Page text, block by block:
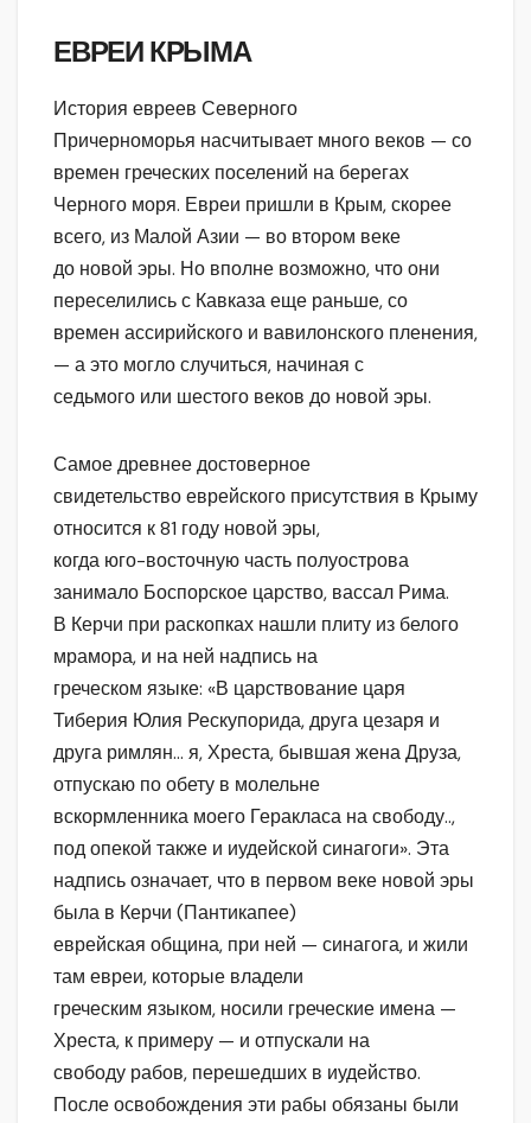
ЕВРЕИ КРЫМА
История евреев Северного
Причерноморья насчитывает много веков — со
времен греческих поселений на берегах
Черного моря. Евреи пришли в Крым, скорее
всего, из Малой Азии — во втором веке
до новой эры. Но вполне возможно, что они
переселились с Кавказа еще раньше, со
времен ассирийского и вавилонского пленения,
— а это могло случиться, начиная с
седьмого или шестого веков до новой эры.
Самое древнее достоверное
свидетельство еврейского присутствия в Крыму
относится к 81 году новой эры,
когда юго-восточную часть полуострова
занимало Боспорское царство, вассал Рима.
В Керчи при раскопках нашли плиту из белого
мрамора, и на ней надпись на
греческом языке: «В царствование царя
Тиберия Юлия Рескупорида, друга цезаря и
друга римлян… я, Хреста, бывшая жена Друза,
отпускаю по обету в молельне
вскормленника моего Геракласа на свободу..,
под опекой также и иудейской синагоги». Эта
надпись означает, что в первом веке новой эры
была в Керчи (Пантикапее)
еврейская община, при ней — синагога, и жили
там евреи, которые владели
греческим языком, носили греческие имена —
Хреста, к примеру — и отпускали на
свободу рабов, перешедших в иудейство.
После освобождения эти рабы обязаны были